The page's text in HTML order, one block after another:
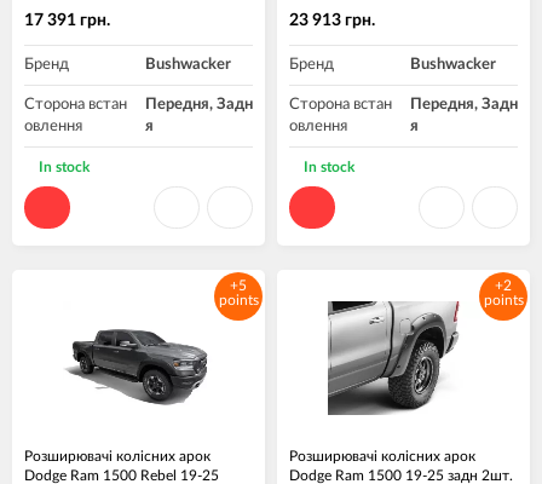
17 391 грн.
Бренд Bushwacker
Сторона встан
овлення
Передня, Задн
я
Матеріал
In stock
23 913 грн.
Бренд Bushwacker
Сторона встан
овлення
Передня, Задн
я
Матеріал
In stock
+5
points
Розширювачі колісних арок
Dodge Ram 1500 Rebel 19-25
+2
points
Розширювачі колісних арок
Dodge Ram 1500 19-25 задн 2шт.